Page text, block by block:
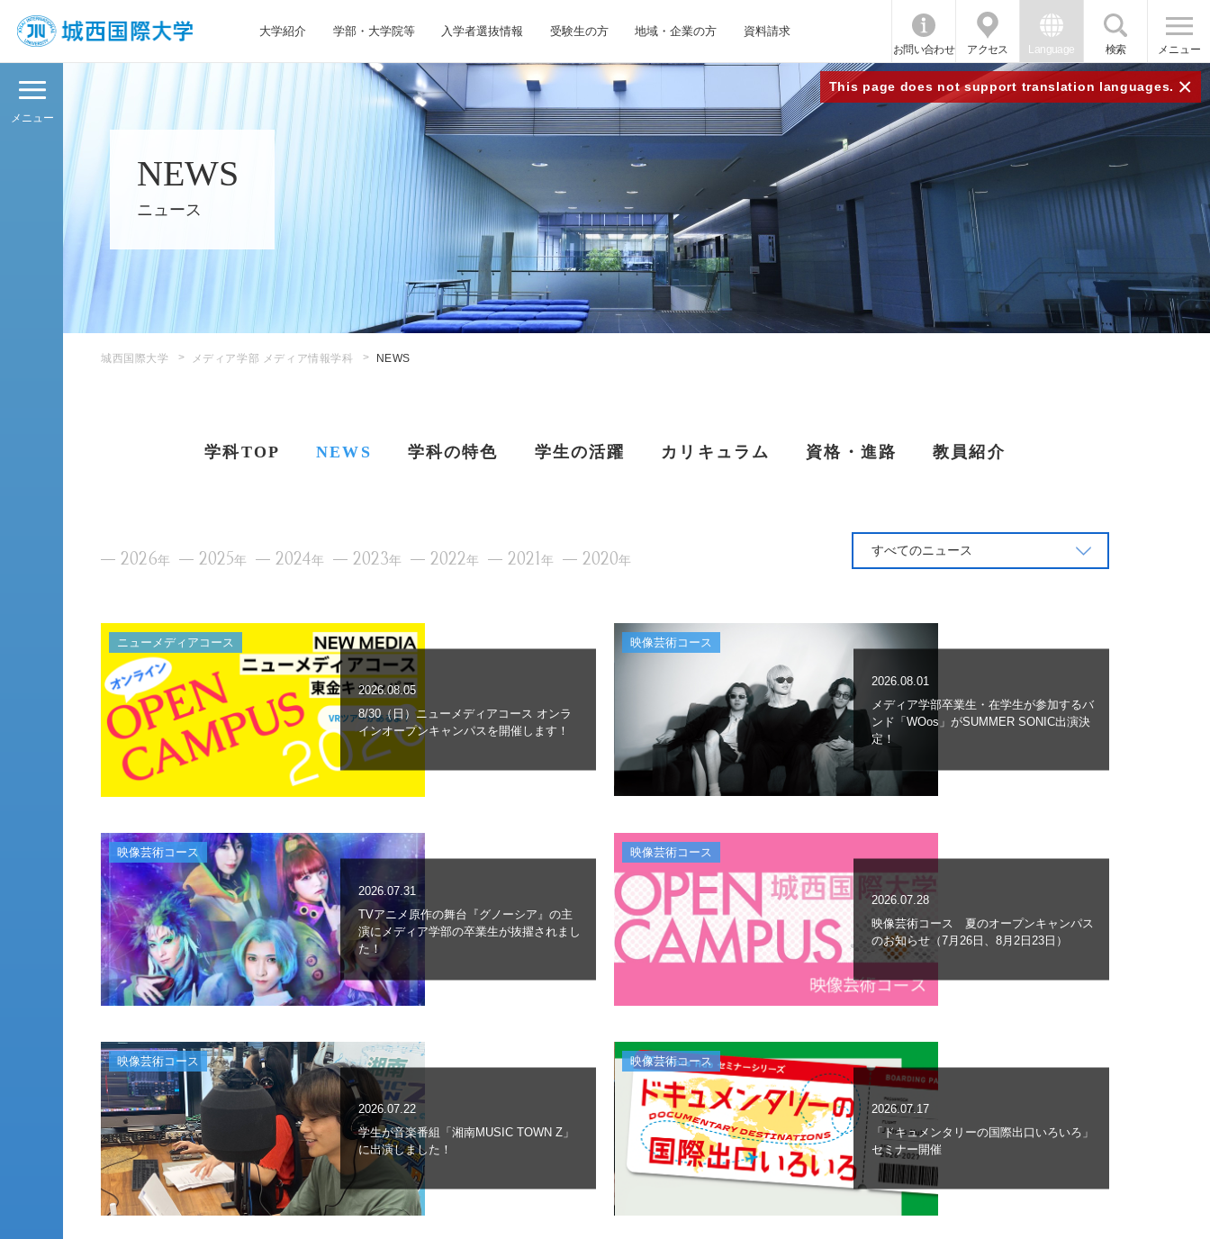
大学紹介 学部・大学院等 入学者選抜情報 受験生の方 地域・企業の方 資料請求
お問い合わせ アクセス Language 検索 メニュー
This page does not support translation languages. ×
メニュー
NEWS
ニュース
城西国際大学 メディア学部 メディア情報学科 NEWS
学科TOP NEWS 学科の特色 学生の活躍 カリキュラム 資格・進路 教員紹介
2026年 2025年 2024年 2023年 2022年 2021年 2020年
すべてのニュース
ニューメディアコース
2026.08.05
8/30（日）ニューメディアコース オンラ
インオープンキャンパスを開催します！
映像芸術コース
2026.08.01
メディア学部卒業生・在学生が参加するバ
ンド「WOos」がSUMMER SONIC出演決
定！
映像芸術コース
2026.07.31
TVアニメ原作の舞台『グノーシア』の主
演にメディア学部の卒業生が抜擢されまし
た！
映像芸術コース
2026.07.28
映像芸術コース 夏のオープンキャンパス
のお知らせ（7月26日、8月2日23日）
映像芸術コース
2026.07.22
学生が音楽番組「湘南MUSIC TOWN Z」
に出演しました！
映像芸術コース
2026.07.17
「ドキュメンタリーの国際出口いろいろ」
セミナー開催